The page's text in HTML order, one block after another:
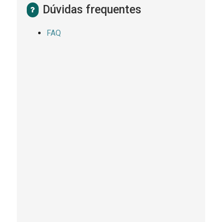
Dúvidas frequentes
FAQ